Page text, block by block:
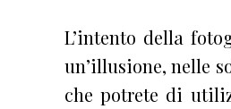
L’intento della
un’illusione, nelle
che potrete di